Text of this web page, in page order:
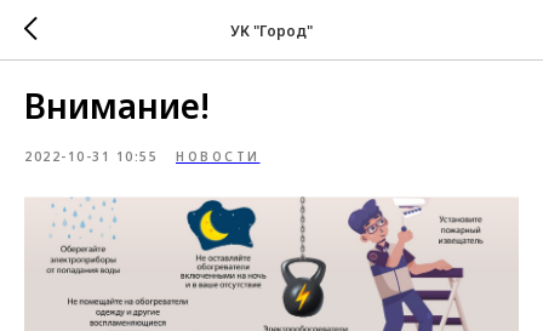
УК "Город"
Внимание!
2022-10-31 10:55 НОВОСТИ